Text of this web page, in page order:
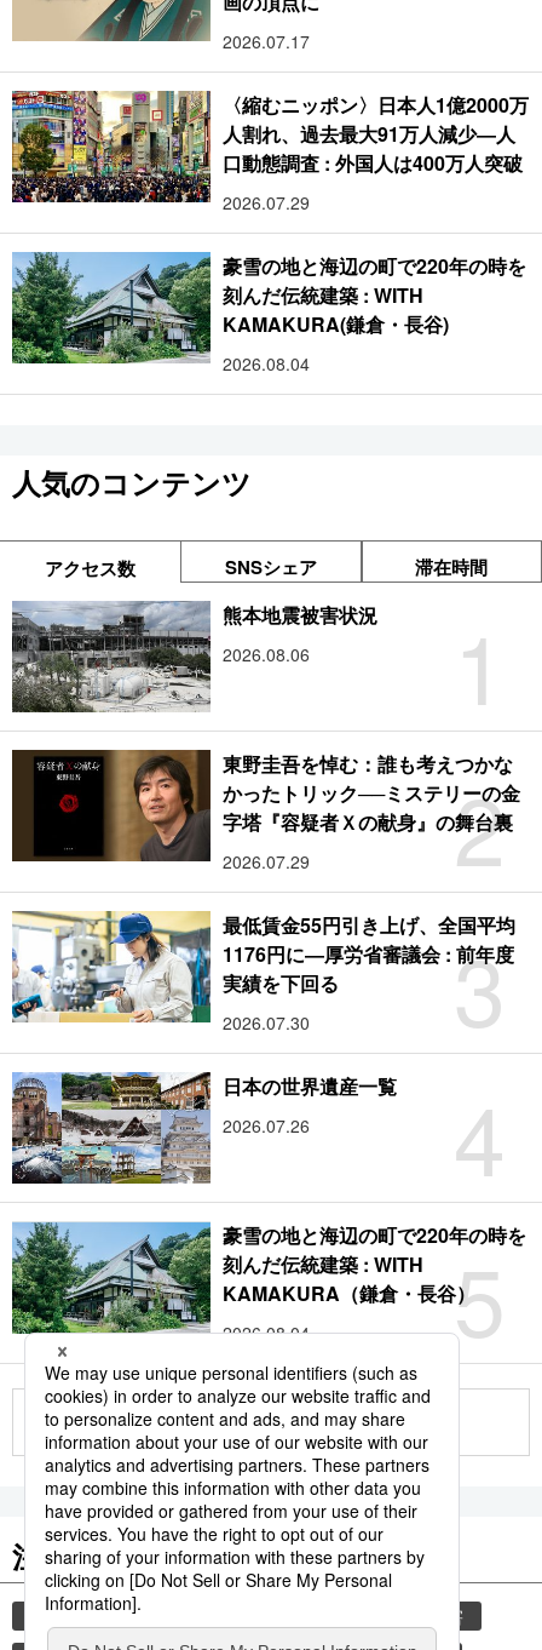
2026.07.17
〈縮むニッポン〉日本人1億2000万
人割れ、過去最大91万人減少―人
口動態調査 : 外国人は400万人突破
2026.07.29
豪雪の地と海辺の町で220年の時を
刻んだ伝統建築 : WITH
KAMAKURA(鎌倉・長谷)
2026.08.04
人気のコンテンツ
アクセス数 SNSシェア 滞在時間
1
熊本地震被害状況
2026.08.06
2
東野圭吾を悼む：誰も考えつかな
かったトリック──ミステリーの金
字塔『容疑者Ｘの献身』の舞台裏
2026.07.29
3
最低賃金55円引き上げ、全国平均
1176円に―厚労省審議会 : 前年度
実績を下回る
2026.07.30
4
日本の世界遺産一覧
2026.07.26
5
豪雪の地と海辺の町で220年の時を
刻んだ伝統建築 : WITH
KAMAKURA（鎌倉・長谷）
2026.08.04
もっと見る
注目のキーワード
共同通信ニュース
災害